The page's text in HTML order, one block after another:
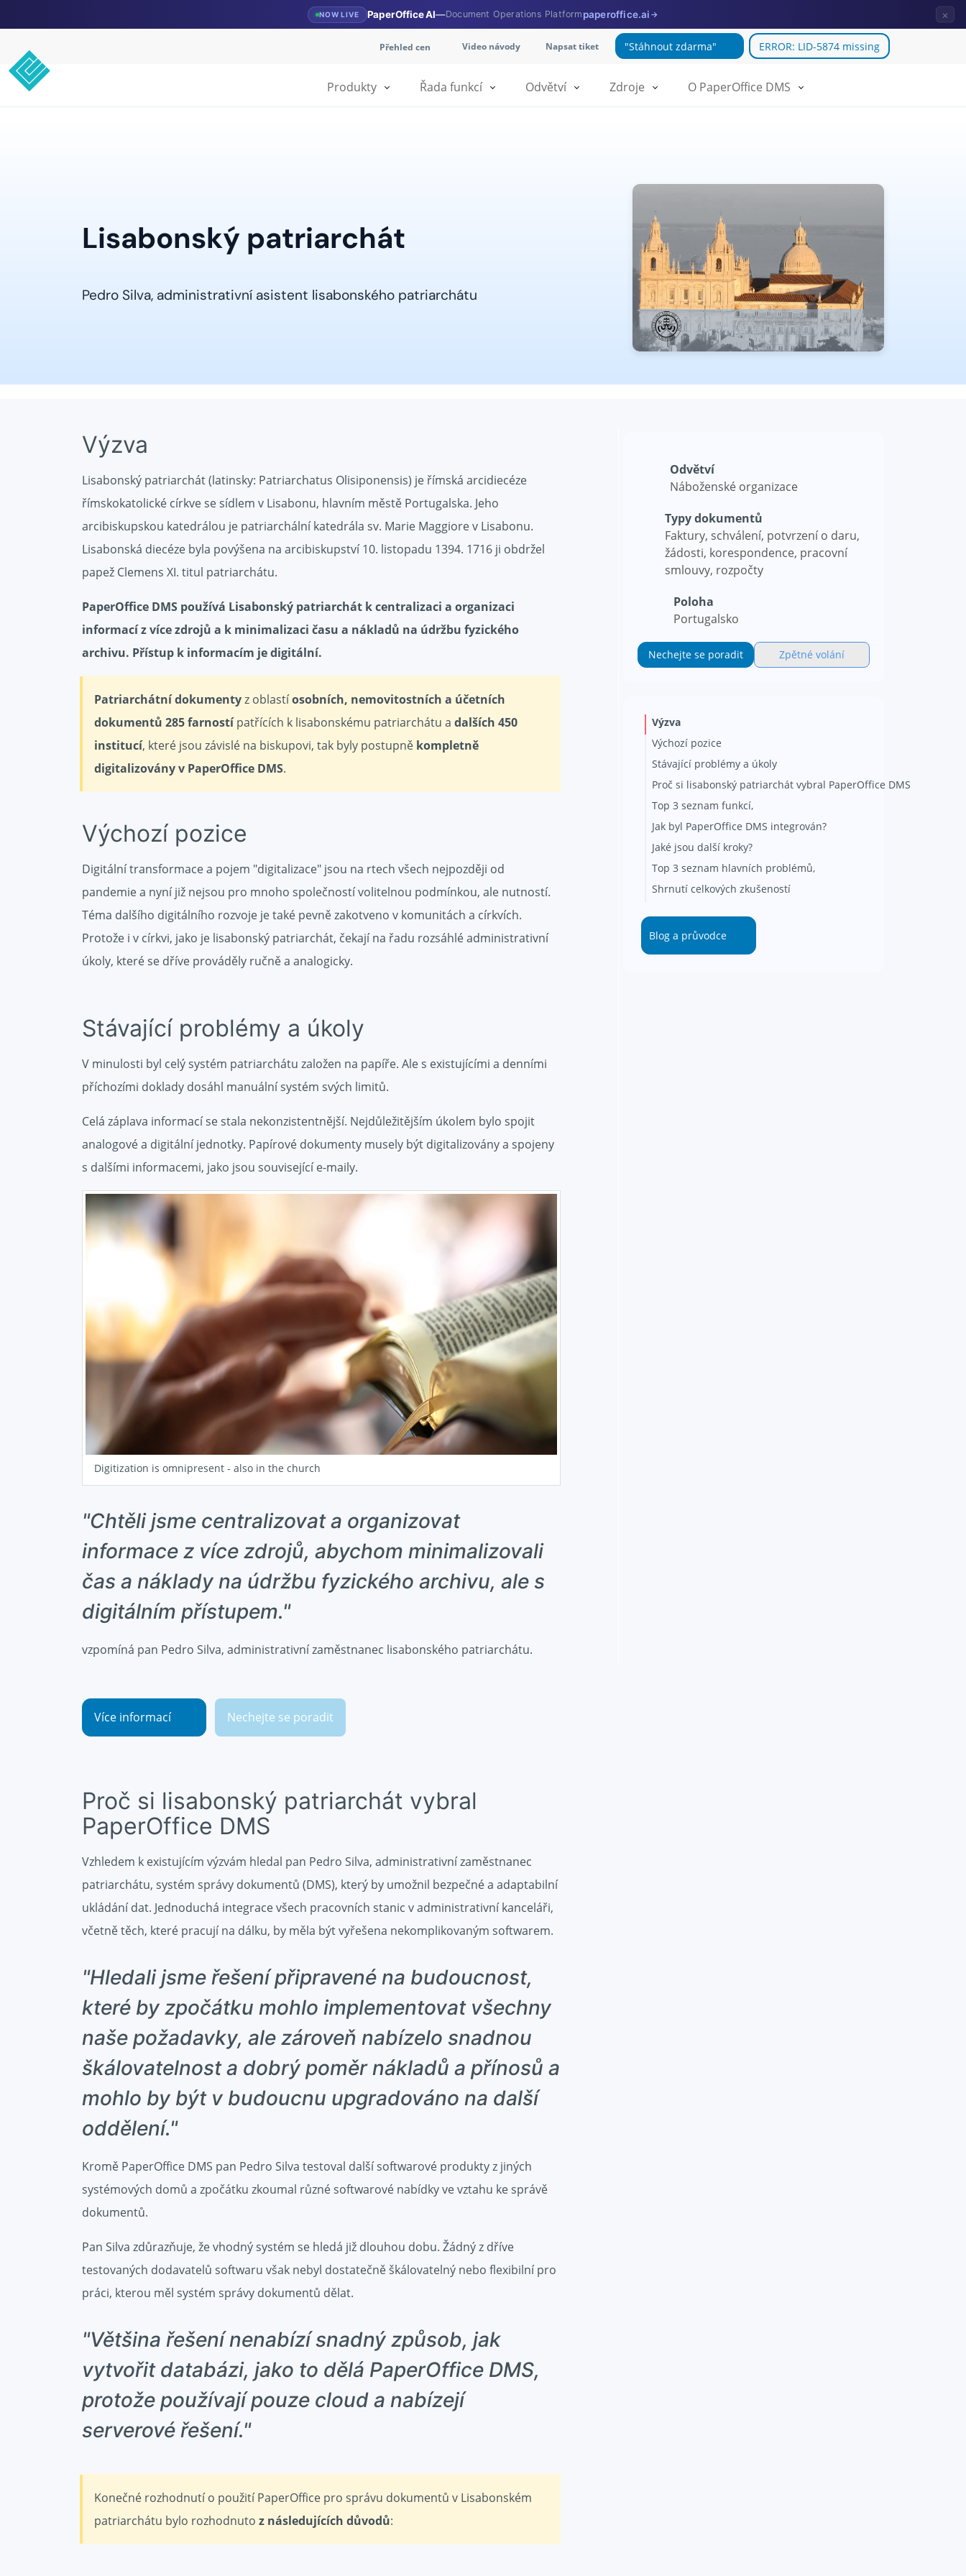
NOW LIVE PaperOffice AI—Document Operations Platform paperoffice.ai → ×
Přehled cen Video návody Napsat tiket "Stáhnout zdarma" ERROR: LID-5874 missing
O PaperOffice DMS
Zdroje
Odvětví
Řada funkcí
Produkty
Lisabonský patriarchát
Pedro Silva, administrativní asistent lisabonského patriarchátu
Výzva
Lisabonský patriarchát (latinsky: Patriarchatus Olisiponensis) je římská arcidiecéze
římskokatolické církve se sídlem v Lisabonu, hlavním městě Portugalska. Jeho
arcibiskupskou katedrálou je patriarchální katedrála sv. Marie Maggiore v Lisabonu.
Lisabonská diecéze byla povýšena na arcibiskupství 10. listopadu 1394. 1716 ji obdržel
papež Clemens XI. titul patriarchátu.
PaperOffice DMS používá Lisabonský patriarchát k centralizaci a organizaci
informací z více zdrojů a k minimalizaci času a nákladů na údržbu fyzického
archivu. Přístup k informacím je digitální.
Patriarchátní dokumentyz oblastíosobních, nemovitostních a účetních
dokumentů 285 farnostípatřících k lisabonskému patriarchátu a dalších 450
institucí, které jsou závislé na biskupovi, tak byly postupně kompletně
digitalizovány v PaperOffice DMS.
Výchozí pozice
Digitální transformace a pojem "digitalizace" jsou na rtech všech nejpozději od
pandemie a nyní již nejsou pro mnoho společností volitelnou podmínkou, ale nutností.
Téma dalšího digitálního rozvoje je také pevně zakotveno v komunitách a církvích.
Protože i v církvi, jako je lisabonský patriarchát, čekají na řadu rozsáhlé administrativní
úkoly, které se dříve prováděly ručně a analogicky.
Stávající problémy a úkoly
V minulosti byl celý systém patriarchátu založen na papíře. Ale s existujícími a denními
příchozími doklady dosáhl manuální systém svých limitů.
Celá záplava informací se stala nekonzistentnější. Nejdůležitějším úkolem bylo spojit
analogové a digitální jednotky. Papírové dokumenty musely být digitalizovány a spojeny
s dalšími informacemi, jako jsou související e-maily.
Digitization is omnipresent - also in the church
"Chtěli jsme centralizovat a organizovat
informace z více zdrojů, abychom minimalizovali
čas a náklady na údržbu fyzického archivu, ale s
digitálním přístupem."
vzpomíná pan Pedro Silva, administrativní zaměstnanec lisabonského patriarchátu.
Odvětví
Náboženské organizace
Typy dokumentů
Faktury, schválení, potvrzení o daru,
žádosti, korespondence, pracovní
smlouvy, rozpočty
Poloha
Portugalsko
Nechejte se poradit Zpětné volání
Výzva
Výchozí pozice
Stávající problémy a úkoly
Proč si lisabonský patriarchát vybral PaperOffice DMS
Top 3 seznam funkcí,
Jak byl PaperOffice DMS integrován?
Jaké jsou další kroky?
Top 3 seznam hlavních problémů,
Shrnutí celkových zkušeností
Blog a průvodce
Více informací Nechejte se poradit
Proč si lisabonský patriarchát vybral
PaperOffice DMS
Vzhledem k existujícím výzvám hledal pan Pedro Silva, administrativní zaměstnanec
patriarchátu, systém správy dokumentů (DMS), který by umožnil bezpečné a adaptabilní
ukládání dat. Jednoduchá integrace všech pracovních stanic v administrativní kanceláři,
včetně těch, které pracují na dálku, by měla být vyřešena nekomplikovaným softwarem.
"Hledali jsme řešení připravené na budoucnost,
které by zpočátku mohlo implementovat všechny
naše požadavky, ale zároveň nabízelo snadnou
škálovatelnost a dobrý poměr nákladů a přínosů a
mohlo by být v budoucnu upgradováno na další
oddělení."
Kromě PaperOffice DMS pan Pedro Silva testoval další softwarové produkty z jiných
systémových domů a zpočátku zkoumal různé softwarové nabídky ve vztahu ke správě
dokumentů.
Pan Silva zdůrazňuje, že vhodný systém se hledá již dlouhou dobu. Žádný z dříve
testovaných dodavatelů softwaru však nebyl dostatečně škálovatelný nebo flexibilní pro
práci, kterou měl systém správy dokumentů dělat.
"Většina řešení nenabízí snadný způsob, jak
vytvořit databázi, jako to dělá PaperOffice DMS,
protože používají pouze cloud a nabízejí
serverové řešení."
Konečné rozhodnutí o použití PaperOffice pro správu dokumentů v Lisabonském
patriarchátu bylo rozhodnuto z následujících důvodů: